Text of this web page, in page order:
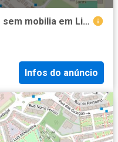
Quarto disponivel para alugar sem mobilia em Lisboa
Infos do anúncio